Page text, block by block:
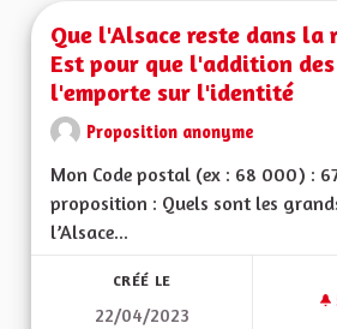
Que l'Alsace reste dans la
Est pour que l'addition
l'emporte sur l'identité
Proposition anonyme
Mon Code postal (ex : 68 000) :
proposition : Quels sont les
l’Alsace...
CRÉÉ LE
22/04/2023